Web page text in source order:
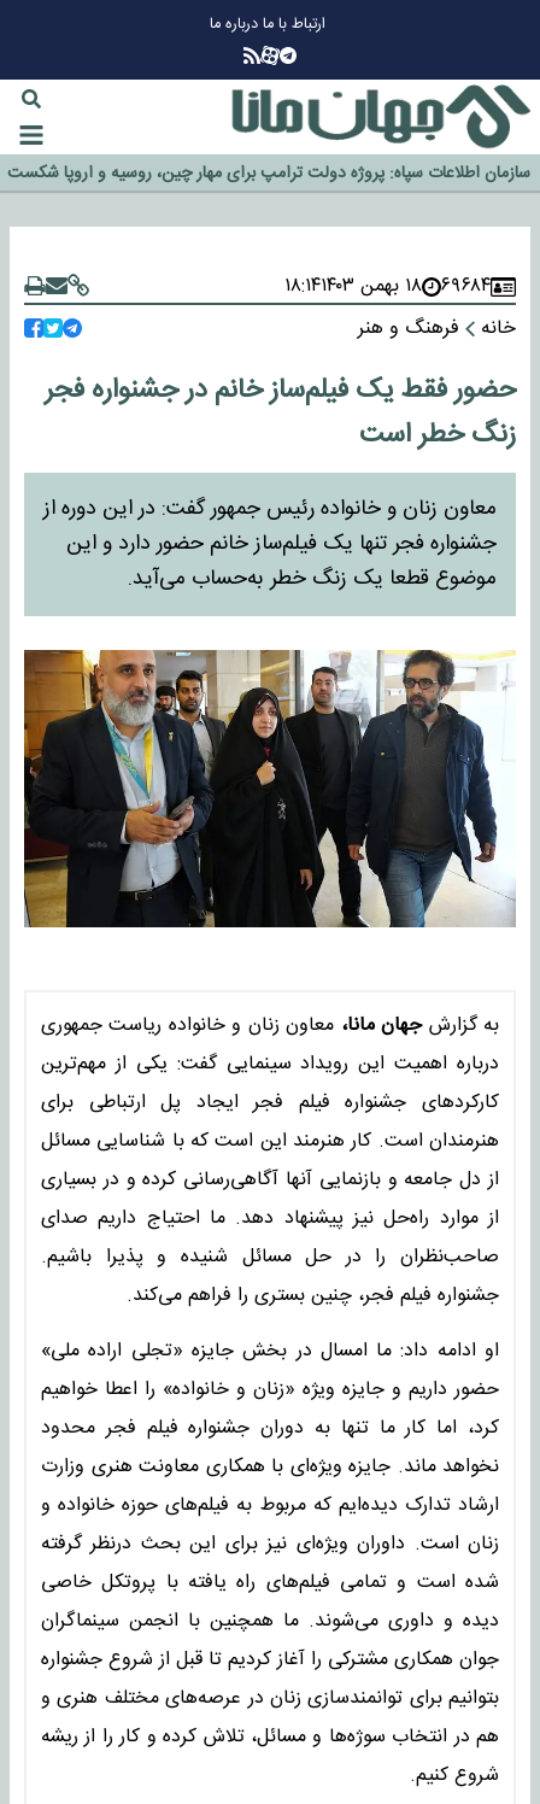
ارتباط با مادرباره ما
چرا طلا دوباره افزایشی شد؟
گزینه جدایی اوسمار روی میز مدیران پرسپولیس
آیا رئیس جمهور آمریکا قانون را دور می‌زند؟
اخراج رسمی چهره نامدار از پرسپولیس
خورد
۶۹۶۸۴ ۱۸ بهمن ۱۴۰۳
۱۸:۱۴
خانه
فرهنگ و هنر
حضور فقط یک فیلم‌ساز خانم در جشنواره فجر
زنگ خطر است
معاون زنان و خانواده رئیس جمهور گفت: در این دوره از
جشنواره فجر تنها یک فیلم‌ساز خانم حضور دارد و این
موضوع قطعا یک زنگ خطر به‌حساب می‌آید.
به گزارشجهان مانا، معاون زنان و خانواده ریاست جمهوری
درباره اهمیت این رویداد سینمایی گفت: یکی از مهم‌ترین
کارکرد‌های جشنواره فیلم فجر ایجاد پل ارتباطی برای
هنرمندان است. کار هنرمند این است که با شناسایی مسائل
از دل جامعه و بازنمایی آنها آگاهی‌رسانی کرده و در بسیاری
از موارد راه‌حل نیز پیشنهاد دهد. ما احتیاج داریم صدای
صاحب‌نظران را در حل مسائل شنیده و پذیرا باشیم.
جشنواره فیلم فجر، چنین بستری را فراهم می‌کند.
او ادامه داد: ما امسال در بخش جایزه «تجلی اراده ملی»
حضور داریم و جایزه ویژه «زنان و خانواده» را اعطا خواهیم
کرد، اما کار ما تنها به دوران جشنواره فیلم فجر محدود
نخواهد ماند. جایزه ویژه‌ای با همکاری معاونت هنری وزارت
ارشاد تدارک دیده‌ایم که مربوط به فیلم‌های حوزه خانواده و
زنان است. داوران ویژه‌ای نیز برای این بحث درنظر گرفته
شده است و تمامی فیلم‌های راه یافته با پروتکل خاصی
دیده و داوری می‌شوند. ما همچنین با انجمن سینماگران
جوان همکاری مشترکی را آغاز کردیم تا قبل از شروع جشنواره
بتوانیم برای توانمندسازی زنان در عرصه‌های مختلف هنری و
هم در انتخاب سوژه‌ها و مسائل، تلاش کرده و کار را از ریشه
شروع کنیم.